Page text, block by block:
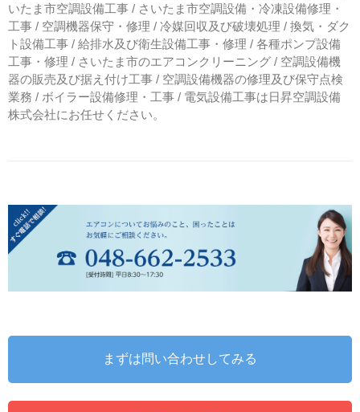
いたま市空調設備工事 / さいたま市空調設備・冷凍設備修理・
工事 / 空調機器保守・修理 / 冷媒回収及び破壊処理 / 換気・ダク
ト設備工事 / 給排水及び衛生設備工事・修理 / 各種ポンプ設備
工事・修理 / さいたま市のエアコンクリーニング / 空調設備機
器の販売及び据え付け工事 / 空調設備機器の修理及び保守点検
業務 / ボイラー設備修理・工事 / 電気設備工事は日昇空調設備
株式会社にお任せください。
まずは問い合わせしてみる